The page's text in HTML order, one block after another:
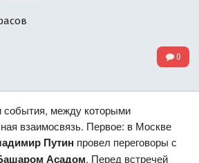
0
события, между которыми
взаимосвязь. Первое: в Москве
Путин провел переговоры с
Асадом. Перед встречей